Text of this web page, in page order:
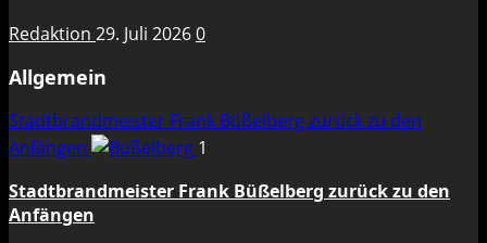
Redaktion 29. Juli 20260
Allgemein
Stadtbrandmeister Frank Büßelberg zurück zu den
Anfängen
1
Stadtbrandmeister Frank Büßelberg zurück zu den
Anfängen